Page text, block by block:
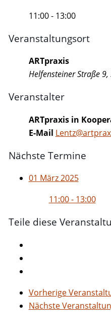
11:00 - 13:00
Veranstaltungsort
ARTpraxis
Helfensteiner Straße
Veranstalter
ARTpraxis in
E-Mail
Nächste Termine
01 März 2025
11:00 - 13:00
Teile diese
Vorherige
Nächste